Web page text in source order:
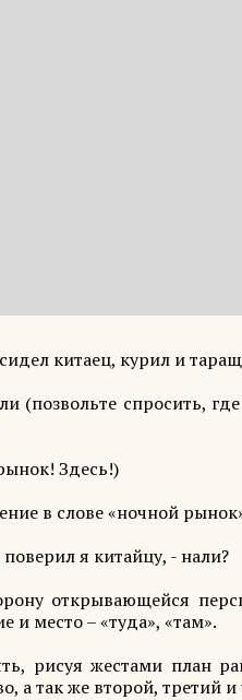
китаец, курил и
(позвольте спросить,
Здесь!)
в слове «ночной
я китайцу, - нали?
открывающейся
и место – «туда», «там».
рисуя жестами план
а так же второй, третий